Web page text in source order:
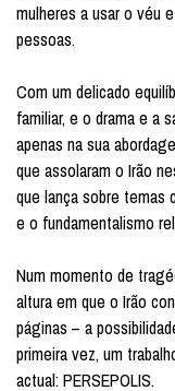
mulheres a usar o véu
pessoas.
Com um delicado
familiar, e o drama e a
apenas na sua
que assolaram o Irão
que lança sobre temas
e o fundamentalismo
Num momento de
altura em que o Irão
páginas – a
primeira vez, um
actual: PERSEPOLIS.